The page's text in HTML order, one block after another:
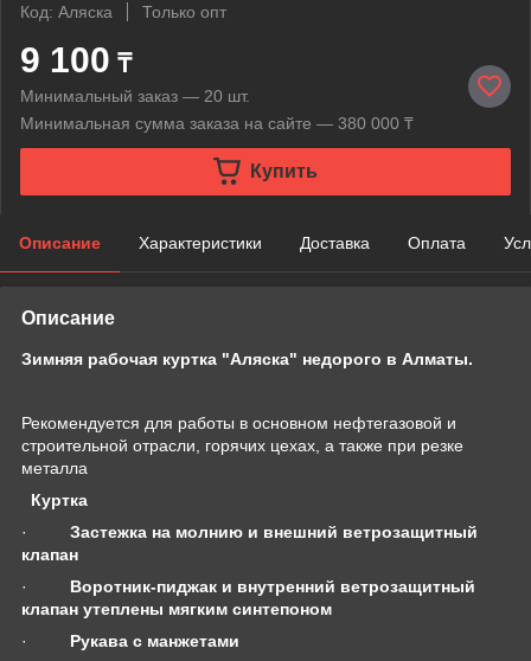
Код: Аляска
Только опт
9 100 ₸
Минимальный заказ — 20 шт.
Минимальная сумма заказа на сайте — 380 000 ₸
Купить
Описание Характеристики Доставка Оплата
Описание
Зимняя рабочая куртка "Аляска" недорого в Алматы.
Рекомендуется для работы в основном нефтегазовой и
строительной отрасли, горячих цехах, а также при резке
металла
Куртка
· Застежка на молнию и внешний ветрозащитный
клапан
· Воротник-пиджак и внутренний ветрозащитный
клапан утеплены мягким синтепоном
· Рукава с манжетами